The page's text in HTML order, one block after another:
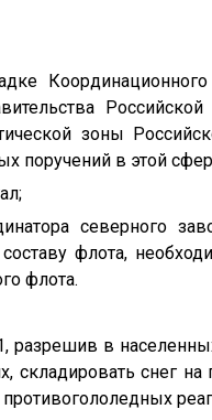
зоны
поручений в этой
северного
флота,
флота.
разрешив в
складировать снег